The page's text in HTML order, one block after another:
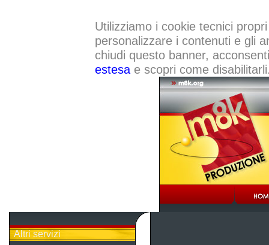
Utilizziamo i cookie tecnici
personalizzare i contenuti e gli
chiudi questo banner,
estesae scopri come
Altri servizi